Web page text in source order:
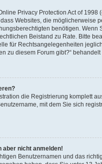
Privacy Protection Act of
Websites, die
benötigen.
Beistand zu Rate. Bitte
für Rechtsangelegenheiten
zu diesem Forum gibt?“
die Registrierung komplett
mit dem Sie sich
aber nicht anmelden!
Benutzernamen und das